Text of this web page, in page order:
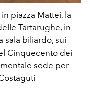
piazza Mattei, la
Tartarughe, in
sala biliardo, sui
Cinquecento dei
sede per